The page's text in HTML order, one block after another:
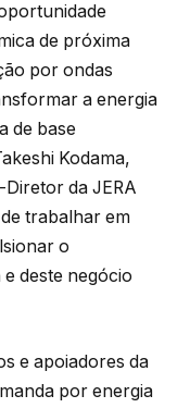
de próxima
por ondas
a energia
de base
Kodama,
da JERA
trabalhar em
o
deste negócio
e apoiadores da
por energia